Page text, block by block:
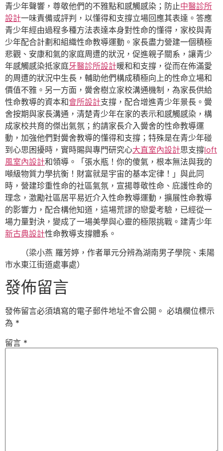
青少年聲響，尊敬他們的不雅點和感觸感染；防止中醫診所
設計一味責備或評判，以懂得和支撐立場回應其表達。答應
青少年經由過程多種方法表達本身對性命的懂得，家校與青
少年配合計劃和組織性命教導運動。家長盡力營建一個積極
悲觀、安康和氣的家庭周遭的狀況，促進親子關系，讓青少
年感觸感染抵家庭牙醫診所設計暖和和支撐，從而在佈滿愛
的周遭的狀況中生長，輔助他們構成積極向上的性命立場和
價值不雅。另一方面，黌舍樹立家校溝通機制，為家長供給
性命教導的資本和會所設計支撐，配合增進青少年景長。黌
舍按期與家長溝通，清楚青少年在家的表示和感觸感染，構
成家校共育的傑出氣氛；約請家長介入黌舍的性命教導運
動，加強他們對黌舍教導的懂得和支撐；特殊是在青少年碰
到心思困擾時，實時賜與專門研究心大直室內設計思支撐loft
風室內設計和領導。「張水瓶！你的傻氣，根本無法與我的
噸級物質力學抗衡！財富就是宇宙的基本定律！」與此同
時，營建珍重性命的社區氣氛，宣揚尊敬性命、庇護性命的
理念，激勵社區居平易近介入性命教導運動，擴展性命教導
的影響力，配合構他知道，這場荒謬的戀愛考驗，已經從一
場力量對決，變成了一場美學與心靈的極限挑戰。建青少年
新古典設計性命教導支撐體系。
（梁小燕 羅芳婷， 作者單元分辨為湖南男子學院、耒陽
市水東江街道處事處）
發佈留言
發佈留言必須填寫的電子郵件地址不會公開。 必填欄位標示
為 *
留言 *